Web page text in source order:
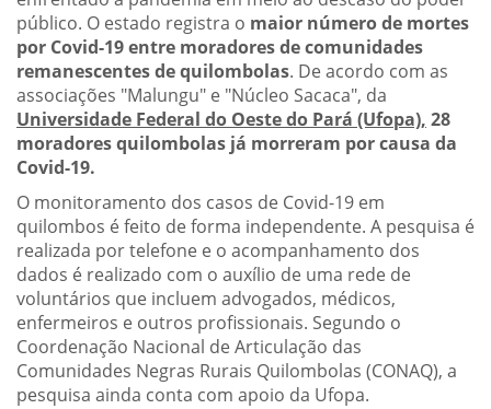
público. O estado registra o maior número de mortes
por Covid-19 entre moradores de comunidades
remanescentes de quilombolas. De acordo com as
associações "Malungu" e "Núcleo Sacaca", da
Universidade Federal do Oeste do Pará (Ufopa), 28
moradores quilombolas já morreram por causa da
Covid-19.
O monitoramento dos casos de Covid-19 em
quilombos é feito de forma independente. A pesquisa é
realizada por telefone e o acompanhamento dos
dados é realizado com o auxílio de uma rede de
voluntários que incluem advogados, médicos,
enfermeiros e outros profissionais. Segundo o
Coordenação Nacional de Articulação das
Comunidades Negras Rurais Quilombolas (CONAQ), a
pesquisa ainda conta com apoio da Ufopa.